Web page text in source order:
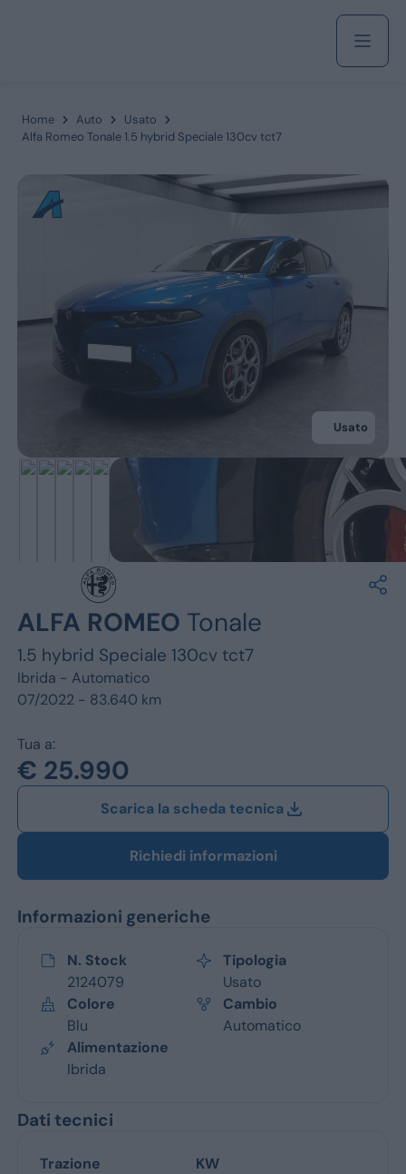
Azienda
Servizi
Marchi
Fiat
Jeep
Opel
Vedi tutti i marchi
Home Auto
Usato
Alfa Romeo Tonale 1.5 hybrid Speciale 130cv tct7
Usato
ALFA ROMEO Tonale
1.5 hybrid Speciale 130cv tct7
Ibrida - Automatico
07/2022 - 83.640 km
Tua a:
€ 25.990
Scarica la scheda tecnica
Richiedi informazioni
Informazioni generiche
N. Stock
2124079
Tipologia
Usato
Colore
Blu
Cambio
Automatico
Alimentazione
Ibrida
Dati tecnici
Trazione
KW